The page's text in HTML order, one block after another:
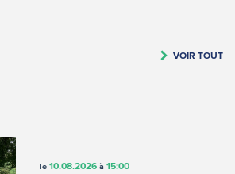
VOIR TOUT
le 10.08.2026à 15:00